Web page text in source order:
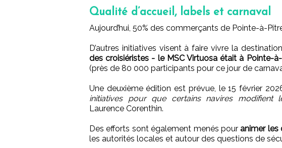
Qualité d’accueil, labels et carnaval
Aujourd’hui, 50% des commerçants de Pointe-à-
D’autres initiatives visent à faire vivre la
des croisiéristes - le MSC Virtuosa était à Pointe-
(près de 80 000 participants pour ce jour de
Une deuxième édition est prévue, le 15 février
initiatives pour que certains navires modifient
Laurence Corenthin.
Des efforts sont également menés pouranimer les
les autorités locales et autour des questions de